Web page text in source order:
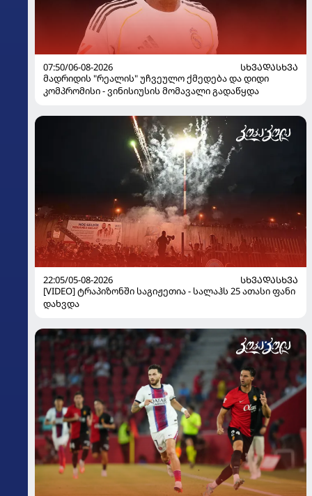
07:50/06-08-2026
ᲡᲮᲕᲐᲓᲐᲡᲮᲕᲐ
მადრიდის "რეალის" უჩვეულო ქმედება და დიდი
კომპრომისი - ვინისიუსის მომავალი გადაწყდა
22:05/05-08-2026
ᲡᲮᲕᲐᲓᲐᲡᲮᲕᲐ
[VIDEO] ტრაპიზონში საგიჟეთია - სალაჰს 25 ათასი ფანი
დახვდა